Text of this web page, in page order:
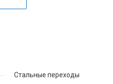
Стальные переходы